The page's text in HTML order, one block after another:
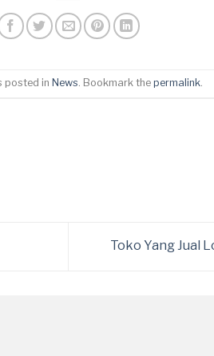
posted in News. Bookmark the permalink.
Toko Yang Jual